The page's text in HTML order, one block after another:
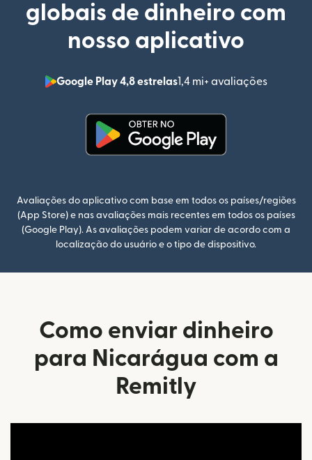
globais de dinheiro com
nosso aplicativo
Google Play 4,8 estrelas1,4 mi+ avaliações
(abre
Avaliações do aplicativo com base em todos os países/regiões
(App Store) e nas avaliações mais recentes em todos os países
(Google Play). As avaliações podem variar de acordo com a
localização do usuário e o tipo de dispositivo.
Como enviar dinheiro
para Nicarágua com a
Remitly